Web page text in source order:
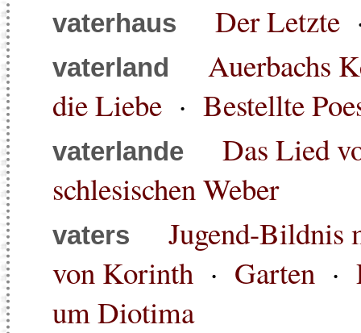
vaterhaus Der Letzte
vaterland
Auerbachs
die Liebe · Bestellte
vaterlande
Das Lied
schlesischen Weber
vaters
Jugend-Bildnis
von Korinth · Garten ·
um Diotima